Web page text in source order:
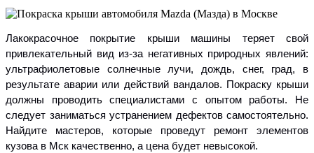
Лакокрасочное покрытие крыши машины теряет свой
привлекательный вид из-за негативных природных явлений:
ультрафиолетовые солнечные лучи, дождь, снег, град, в
результате аварии или действий вандалов. Покраску крыши
должны проводить специалистами с опытом работы. Не
следует заниматься устранением дефектов самостоятельно.
Найдите мастеров, которые проведут ремонт элементов
кузова в Мск качественно, а цена будет невысокой.